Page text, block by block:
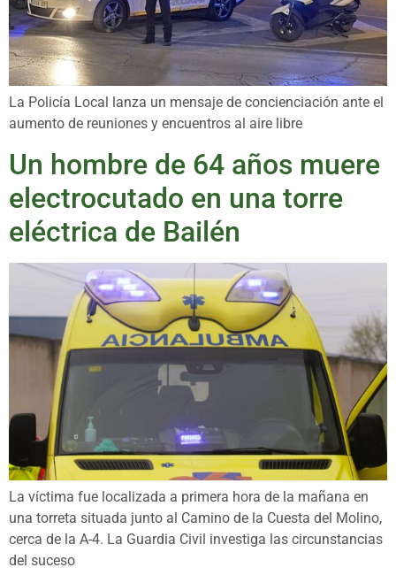
La Policía Local lanza un mensaje de concienciación ante el
aumento de reuniones y encuentros al aire libre
Un hombre de 64 años muere
electrocutado en una torre
eléctrica de Bailén
La víctima fue localizada a primera hora de la mañana en
una torreta situada junto al Camino de la Cuesta del Molino,
cerca de la A-4. La Guardia Civil investiga las circunstancias
del suceso